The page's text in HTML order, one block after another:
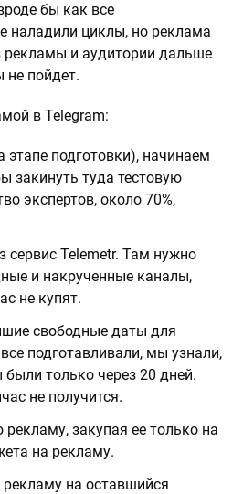
бы как все
наладили циклы, но реклама
рекламы и аудитории дальше
не пойдет.
в Telegram:
этапе подготовки), начинаем
закинуть туда тестовую
экспертов, около 70%,
сервис Telemetr. Там нужно
и накрученные каналы,
не купят.
свободные даты для
подготавливали, мы узнали,
только через 20 дней.
не получится.
закупая ее только на
на рекламу.
на оставшийся